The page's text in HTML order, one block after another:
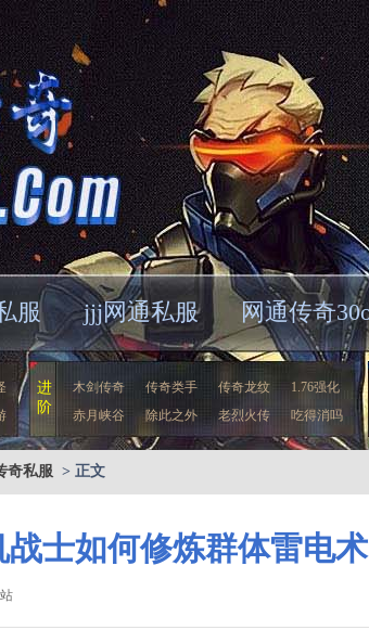
服 jjj网通私服 网通传奇
进
阶
木剑传奇 传奇类手 传奇龙纹
1.76强化
赤月峡谷
除此之外 老烈火传 吃得消吗
奇私服 > 正文
战士如何修炼群体雷电术